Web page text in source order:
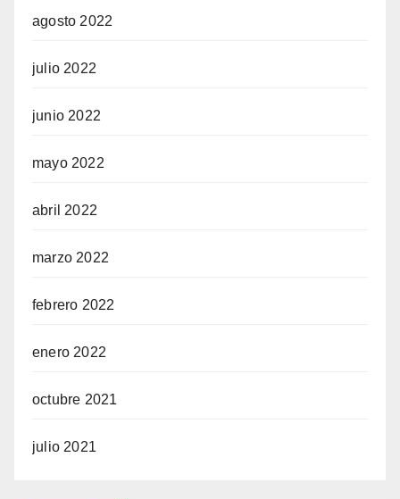
agosto 2022
julio 2022
junio 2022
mayo 2022
abril 2022
marzo 2022
febrero 2022
enero 2022
octubre 2021
julio 2021